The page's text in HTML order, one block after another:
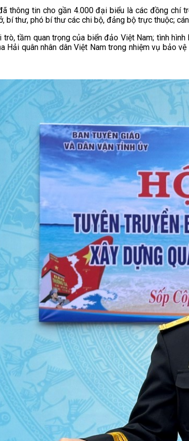
thông tin cho gần 4.000 đại biểu là các đồng chí
bí thư, phó bí thư các chi bộ, đảng bộ trực thuộc;
trò, tầm quan trọng của biển đảo Việt Nam; tình
Hải quân nhân dân Việt Nam trong nhiệm vụ bảo